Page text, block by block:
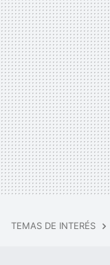
TEMAS DE INTERÉS